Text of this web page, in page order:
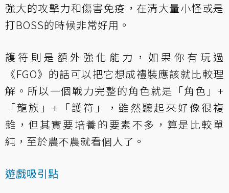
強大的攻擊力和傷害免疫，在清大量小怪或是
打BOSS的時候非常好用。
護符則是額外強化能力，如果你有玩過
《FGO》的話可以把它想成禮裝應該就比較理
解。所以一個戰力完整的角色就是「角色」+
「龍族」+「護符」，雖然聽起來好像很複
雜，但其實要培養的要素不多，算是比較單
純，至於農不農就看個人了。
遊戲吸引點